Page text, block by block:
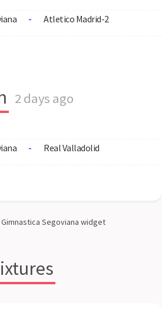
- Atletico Madrid-2
2 days ago
- Real Valladolid
Gimnastica Segoviana widget